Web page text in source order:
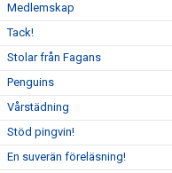
Medlemskap
Tack!
Stolar från Fagans
Penguins
Vårstädning
Stöd pingvin!
En suverän föreläsning!